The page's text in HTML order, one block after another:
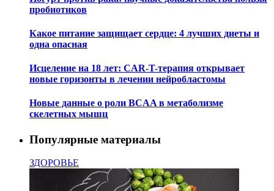
пробиотиков
Какое питание защищает сердце: 4 лучших диеты и
одна опасная
Исцеление на 18 лет: CAR-T-терапия открывает
новые горизонты в лечении нейробластомы
Новые данные о роли BCAA в метаболизме
скелетных мышц
Популярные материалы
ЗДОРОВЬЕ